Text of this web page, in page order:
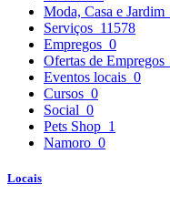
Moda, Casa e Jardim
Serviços 11578
Empregos 0
Ofertas de Empregos
Eventos locais 0
Cursos 0
Social 0
Pets Shop 1
Namoro 0
Locais